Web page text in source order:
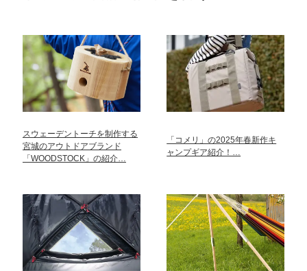
スウェーデントーチを制作する
宮城のアウトドアブランド
「WOODSTOCK」の紹介…
「コメリ」の2025年春新作キ
ャンプギア紹介！…